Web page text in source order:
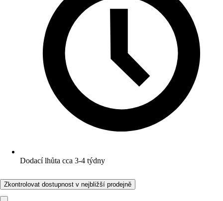
Dodací lhůta cca 3-4 týdny
Zkontrolovat dostupnost v nejbližší prodejně